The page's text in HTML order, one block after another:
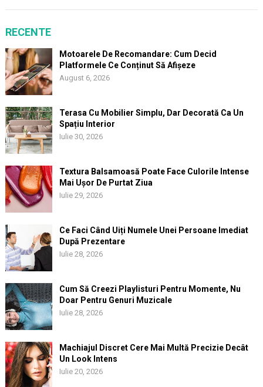
RECENTE
Motoarele De Recomandare: Cum Decid
Platformele Ce Conținut Să Afișeze
August 6, 2026
Terasa Cu Mobilier Simplu, Dar Decorată Ca Un
Spațiu Interior
Iulie 30, 2026
Textura Balsamoasă Poate Face Culorile Intense
Mai Ușor De Purtat Ziua
Iulie 29, 2026
Ce Faci Când Uiți Numele Unei Persoane Imediat
După Prezentare
Iulie 28, 2026
Cum Să Creezi Playlisturi Pentru Momente, Nu
Doar Pentru Genuri Muzicale
Iulie 28, 2026
Machiajul Discret Cere Mai Multă Precizie Decât
Un Look Intens
Iulie 20, 2026